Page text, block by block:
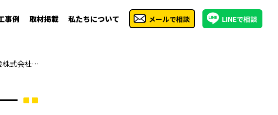
事例 取材掲載 私たちについて メールで相談 LINEで相談
【武蔵野銀行】むさしの未来パートナーズ（株）「採・発見」に丸山建設株式会社の「むさしの厳選優待」を掲載させていただきました。